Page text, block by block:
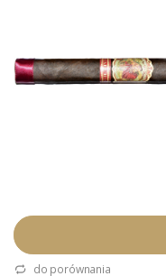
do porównania